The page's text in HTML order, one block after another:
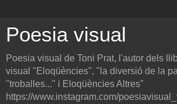
Poesia visual
Poesia visual de Toni Prat, l'autor dels
visual "Eloqüències", "la diversió de la
"troballes..." i Eloqüències Altres"
https://www.instagram.com/